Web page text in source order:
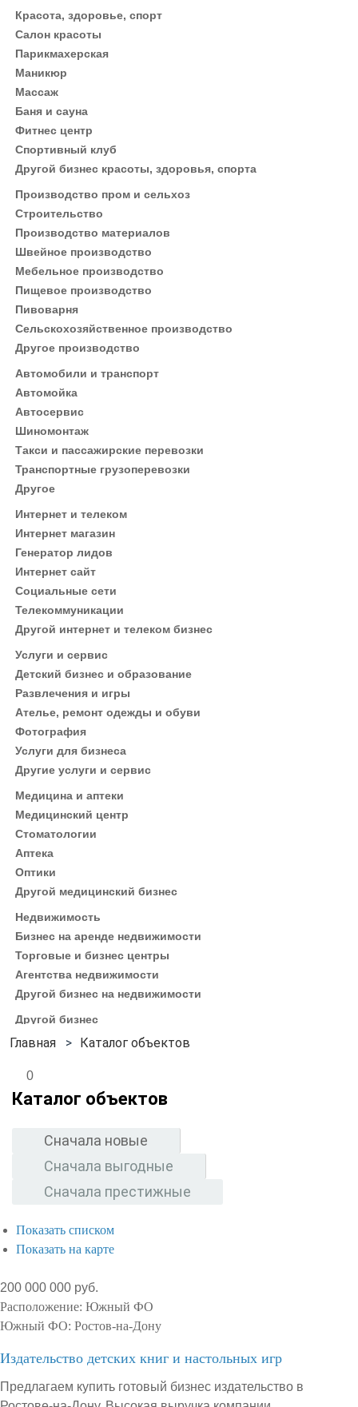
Красота, здоровье, спорт
Салон красоты
Парикмахерская
Маникюр
Массаж
Баня и сауна
Фитнес центр
Спортивный клуб
Другой бизнес красоты, здоровья, спорта
Производство пром и сельхоз
Строительство
Производство материалов
Швейное производство
Мебельное производство
Пищевое производство
Пивоварня
Сельскохозяйственное производство
Другое производство
Автомобили и транспорт
Автомойка
Автосервис
Шиномонтаж
Такси и пассажирские перевозки
Транспортные грузоперевозки
Другое
Интернет и телеком
Интернет магазин
Генератор лидов
Интернет сайт
Социальные сети
Телекоммуникации
Другой интернет и телеком бизнес
Услуги и сервис
Детский бизнес и образование
Развлечения и игры
Ателье, ремонт одежды и обуви
Фотография
Услуги для бизнеса
Другие услуги и сервис
Медицина и аптеки
Медицинский центр
Стоматологии
Аптека
Оптики
Другой медицинский бизнес
Недвижимость
Бизнес на аренде недвижимости
Торговые и бизнес центры
Агентства недвижимости
Другой бизнес на недвижимости
Другой бизнес
Каталог объектов
0
Каталог объектов
Сначала новые
Сначала выгодные
Сначала престижные
Показать списком
Показать на карте
200 000 000 руб.
Расположение: Южный ФО
Южный ФО: Ростов-на-Дону
Издательство детских книг и настольных игр
Предлагаем купить готовый бизнес издательство в